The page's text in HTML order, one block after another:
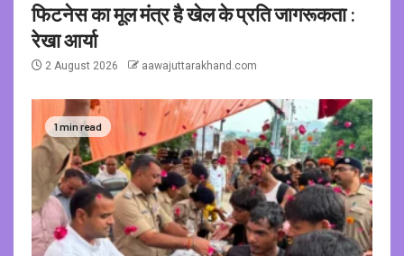
फिटनेस का मूल मंत्र है खेल के प्रति जागरूकता :
रेखा आर्या
2 August 2026 aawajuttarakhand.com
1 min read